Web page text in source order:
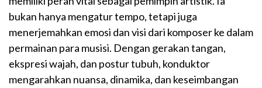
bukan hanya mengatur tempo, tetapi juga
menerjemahkan emosi dan visi dari komposer ke dalam
permainan para musisi. Dengan gerakan tangan,
ekspresi wajah, dan postur tubuh, konduktor
mengarahkan nuansa, dinamika, dan keseimbangan